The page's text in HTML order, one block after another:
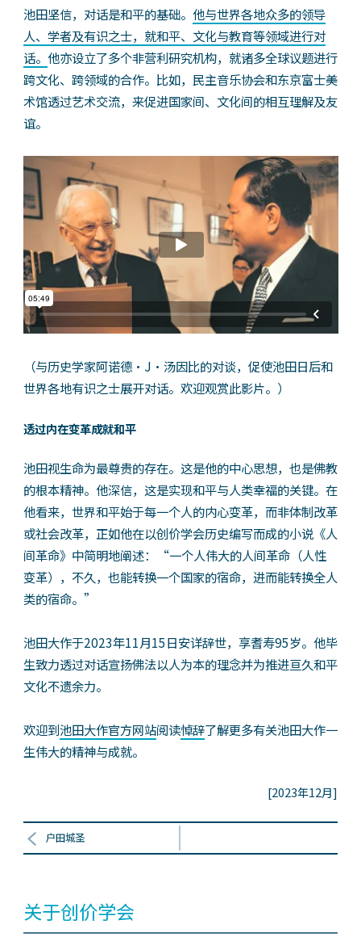
池田坚信，对话是和平的基础。 他与世界各地众多的领导
人、学者及有识之士，就和平、文化与教育等领域进行对
话。 他亦设立了多个非营利研究机构，就诸多全球议题进行
跨文化、跨领域的合作。比如，民主音乐协会和东京富士美
术馆透过艺术交流，来促进国家间、文化间的相互理解及友
谊。
（与历史学家阿诺德・J・汤因比的对谈，促使池田日后和
世界各地有识之士展开对话。欢迎观赏此影片。）
透过内在变革成就和平
池田视生命为最尊贵的存在。这是他的中心思想，也是佛教
的根本精神。他深信，这是实现和平与人类幸福的关键。在
他看来，世界和平始于每一个人的内心变革，而非体制改革
或社会改革，正如他在以创价学会历史编写而成的小说《人
间革命》中简明地阐述：“一个人伟大的人间革命（人性
变革），不久，也能转换一个国家的宿命，进而能转换全人
类的宿命。”
池田大作于2023年11月15日安详辞世，享耆寿95岁。他毕
生致力透过对话宣扬佛法以人为本的理念并为推进亘久和平
文化不遗余力。
欢迎到池田大作官方网站阅读悼辞了解更多有关池田大作一
生伟大的精神与成就。
[2023年12月]
户田城圣
关于创价学会